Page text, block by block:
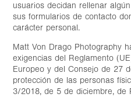
usuarios decidan rellenar
sus formularios de contacto
carácter personal.
Matt Von Drago Photography
exigencias del Reglamento
Europeo y del Consejo de 27
protección de las personas
3/2018, de 5 de diciembre, de